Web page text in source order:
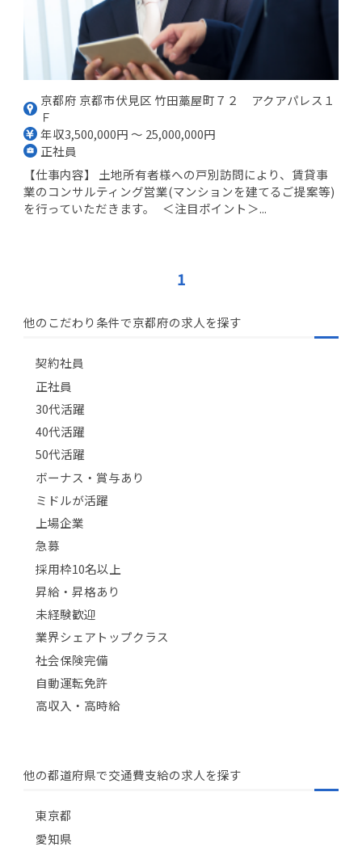
京都府 京都市伏見区 竹田藁屋町７２ アクアパレス１
Ｆ
年収3,500,000円 ～ 25,000,000円
正社員
【仕事内容】 土地所有者様への戸別訪問により、賃貸事
業のコンサルティング営業(マンションを建てるご提案等)
を行っていただきます。 ＜注目ポイント＞...
1
他のこだわり条件で京都府の求人を探す
契約社員
正社員
30代活躍
40代活躍
50代活躍
ボーナス・賞与あり
ミドルが活躍
上場企業
急募
採用枠10名以上
昇給・昇格あり
未経験歓迎
業界シェアトップクラス
社会保険完備
自動運転免許
高収入・高時給
他の都道府県で交通費支給の求人を探す
東京都
愛知県